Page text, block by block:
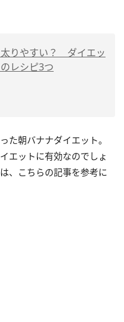
りやすい？ ダイエッ
レシピ3つ
た朝バナナダイエット。
エットに有効なのでしょ
、こちらの記事を参考に